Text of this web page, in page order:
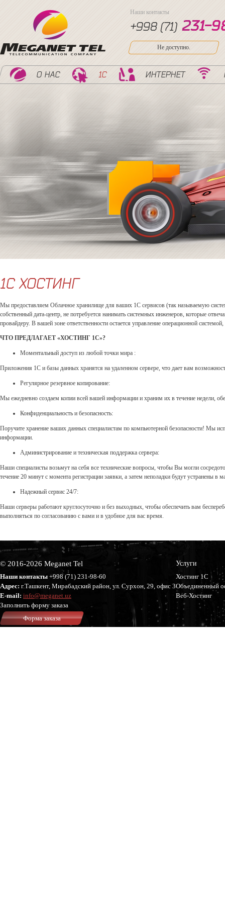
Наши контакты
+998 (71) 231-9
Не доступно.
О НАС 1С ИНТЕРНЕТ
1С ХОСТИНГ
Мы предоставляем Облачное хранилище для ваших 1С сервисов (так называемую
собственный дата-центр, не потребуется нанимать системных инженеров, которые
провайдеру. В вашей зоне ответственности остается управление операционной
ЧТО ПРЕДЛАГАЕТ «ХОСТИНГ 1С»?
Моментальный доступ из любой точки мира :
Приложения 1С и базы данных хранятся на удаленном сервере, что дает вам
Регулярное резервное копирование:
Мы ежедневно создаем копии всей вашей информации и храним их в течение недели,
Конфиденциальность и безопасность:
Поручите хранение ваших данных специалистам по компьютерной безопасности! Мы
информации.
Администрирование и техническая поддержка сервера:
Наши специалисты возьмут на себя все технические вопросы, чтобы Вы могли
течение 20 минут с момента регистрации заявки, а затем неполадки будут устранены в
Надежный сервис 24/7:
Наши серверы работают круглосуточно и без выходных, чтобы обеспечить вам
выполняться по согласованию с вами и в удобное для вас время.
© 2016-2026 Meganet Tel
Наши контакты +998 (71) 231-98-60
Адрес: г.Ташкент, Мирабадский район, ул. Сурхон, 29, офис 3
E-mail: info@meganet.uz
Заполнить форму заказа
Форма заказа
Услуги
Хостинг 1С
Объединенный
Веб-Хостинг